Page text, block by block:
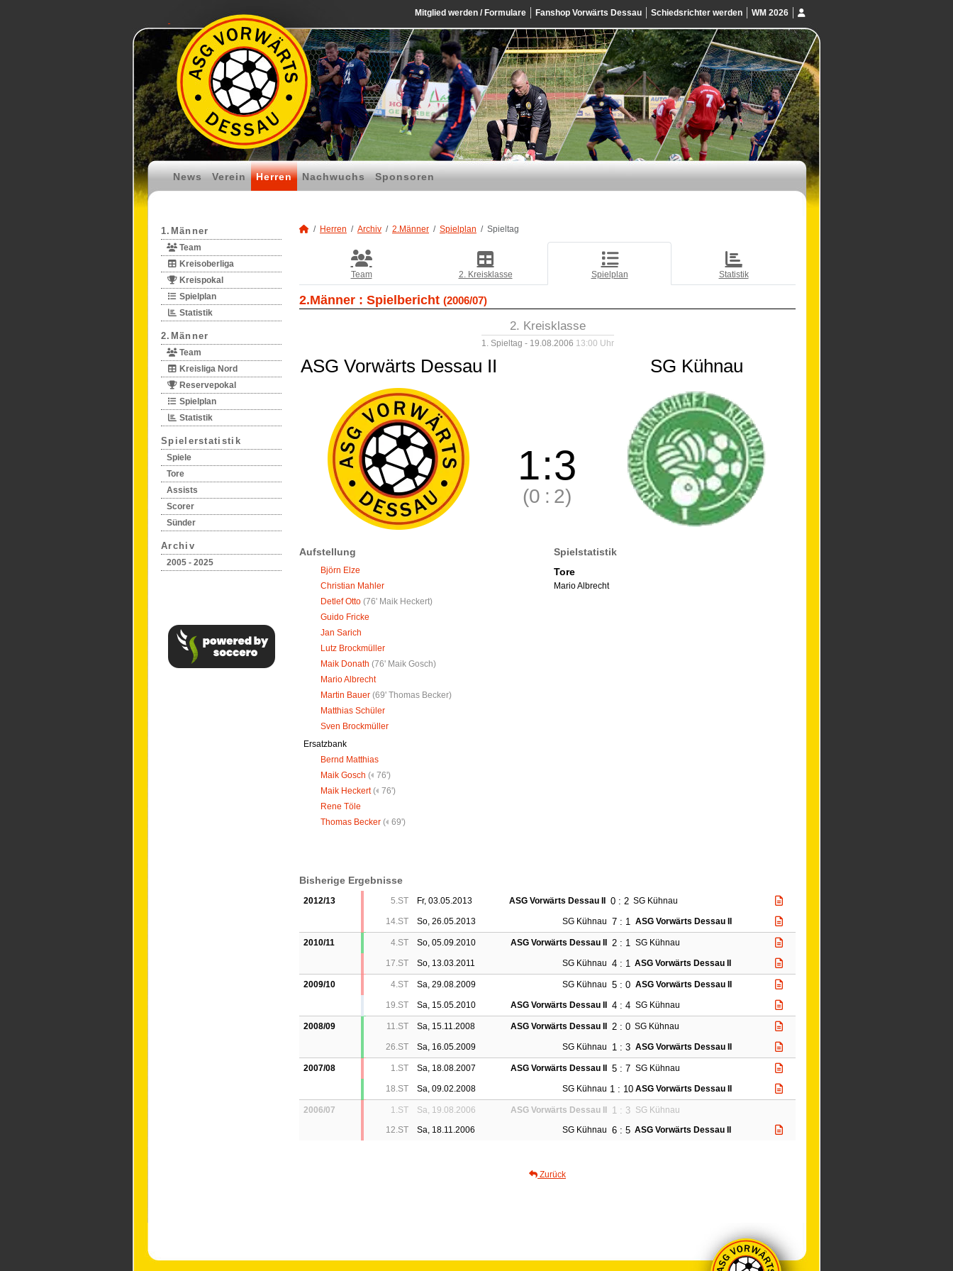
Mitglied werden / Formulare Fanshop Vorwärts Dessau Schiedsrichter werden WM 2026
News Verein Herren Nachwuchs Sponsoren
1.Männer
Team
Kreisoberliga
Kreispokal
Spielplan
Statistik
2.Männer
Team
Kreisliga Nord
Reservepokal
Spielplan
Statistik
Spielerstatistik
Spiele
Tore
Assists
Scorer
Sünder
Archiv
2005 - 2025
Herren Archiv 2.Männer Spielplan Spieltag
Team 2. Kreisklasse Spielplan Statistik
2.Männer : Spielbericht (2006/07)
2. Kreisklasse
1. Spieltag - 19.08.2006 13:00 Uhr
ASG Vorwärts Dessau II SG Kühnau
1:3
(0 : 2)
Aufstellung
Björn Elze
Christian Mahler
Detlef Otto (76' Maik Heckert)
Guido Fricke
Jan Sarich
Lutz Brockmüller
Maik Donath (76' Maik Gosch)
Mario Albrecht
Martin Bauer (69' Thomas Becker)
Matthias Schüler
Sven Brockmüller
Ersatzbank
Bernd Matthias
Maik Gosch ( 76')
Maik Heckert ( 76')
Rene Töle
Thomas Becker ( 69')
Spielstatistik
Tore
Mario Albrecht
Bisherige Ergebnisse
2012/13 5.ST Fr, 03.05.2013 ASG Vorwärts Dessau II 0 : 2 SG Kühnau
14.ST So, 26.05.2013 SG Kühnau 7 : 1 ASG Vorwärts Dessau II
2010/11 4.ST So, 05.09.2010 ASG Vorwärts Dessau II 2 : 1 SG Kühnau
17.ST So, 13.03.2011 SG Kühnau 4 : 1 ASG Vorwärts Dessau II
2009/10 4.ST Sa, 29.08.2009 SG Kühnau 5 : 0 ASG Vorwärts Dessau II
19.ST Sa, 15.05.2010 ASG Vorwärts Dessau II 4 : 4 SG Kühnau
2008/09 11.ST Sa, 15.11.2008 ASG Vorwärts Dessau II 2 : 0 SG Kühnau
26.ST Sa, 16.05.2009 SG Kühnau 1 : 3 ASG Vorwärts Dessau II
2007/08 1.ST Sa, 18.08.2007 ASG Vorwärts Dessau II 5 : 7 SG Kühnau
18.ST Sa, 09.02.2008 SG Kühnau 1 : 10 ASG Vorwärts Dessau II
2006/07 1.ST Sa, 19.08.2006 ASG Vorwärts Dessau II 1 : 3 SG Kühnau
12.ST
Sa, 18.11.2006 SG Kühnau 6 : 5 ASG Vorwärts Dessau II
Zurück